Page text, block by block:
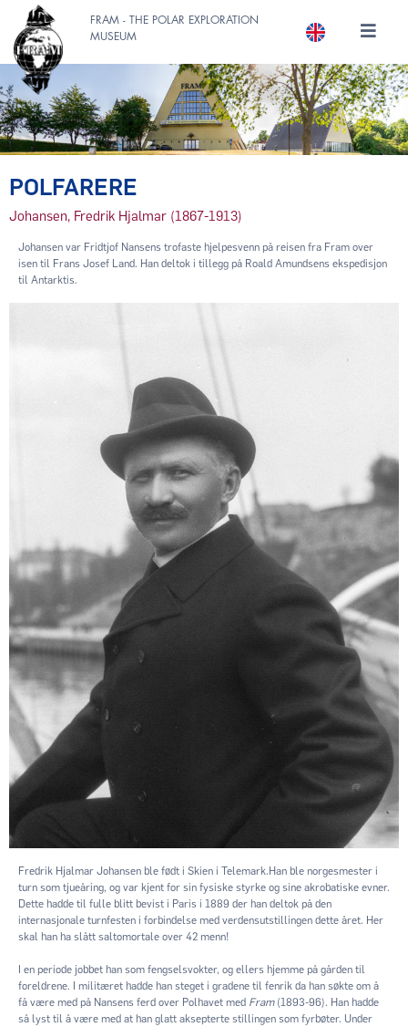
FRAM - THE POLAR EXPLORATION
MUSEUM
POLFARERE
Johansen, Fredrik Hjalmar (1867-1913)
Johansen var Fridtjof Nansens trofaste hjelpesvenn på reisen fra Fram over
isen til Frans Josef Land. Han deltok i tillegg på Roald Amundsens ekspedisjon
til Antarktis.
Fredrik Hjalmar Johansen ble født i Skien i Telemark.Han ble norgesmester i
turn som tjueåring, og var kjent for sin fysiske styrke og sine akrobatiske evner.
Dette hadde til fulle blitt bevist i Paris i 1889 der han deltok på den
internasjonale turnfesten i forbindelse med verdensutstillingen dette året. Her
skal han ha slått saltomortale over 42 menn!
I en periode jobbet han som fengselsvokter, og ellers hjemme på gården til
foreldrene. I militæret hadde han steget i gradene til fenrik da han søkte om å
få være med på Nansens ferd over Polhavet med Fram(1893-96). Han hadde
så lyst til å være med at han glatt aksepterte stillingen som fyrbøter. Under